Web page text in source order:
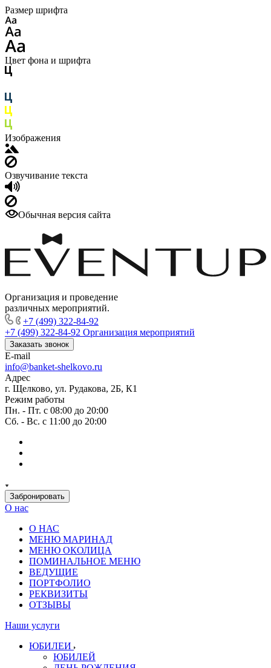
Размер шрифта
Цвет фона и шрифта
Изображения
Озвучивание текста
Обычная версия сайта
Организация и проведение
различных мероприятий.
+7 (499) 322-84-92
+7 (499) 322-84-92 Организация мероприятий
Заказать звонок
E-mail
info@banket-shelkovo.ru
Адрес
г. Щелково, ул. Рудакова, 2Б, К1
Режим работы
Пн. - Пт. с 08:00 до 20:00
Сб. - Вс. с 11:00 до 20:00
Забронировать
О нас
О НАС
МЕНЮ МАРИНАД
МЕНЮ ОКОЛИЦА
ПОМИНАЛЬНОЕ МЕНЮ
ВЕДУЩИЕ
ПОРТФОЛИО
РЕКВИЗИТЫ
ОТЗЫВЫ
Наши услуги
ЮБИЛЕИ
ЮБИЛЕЙ